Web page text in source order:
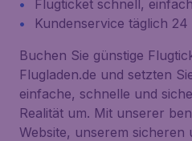
Flugticket schnell,
Kundenservice täglich
Buchen Sie günstige
Flugladen.de und setzten
einfache, schnelle und
Realität um. Mit unserer
Website, unserem sicheren